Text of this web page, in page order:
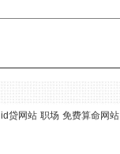
id贷网站 职场 免费算命网站